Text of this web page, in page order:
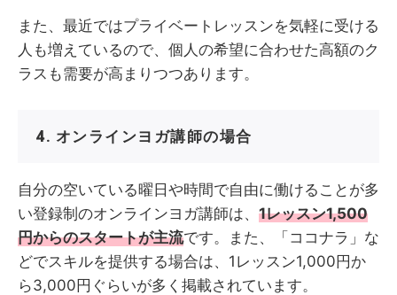
また、最近ではプライベートレッスンを気軽に受ける
人も増えているので、個人の希望に合わせた高額のク
ラスも需要が高まりつつあります。
4. オンラインヨガ講師の場合
自分の空いている曜日や時間で自由に働けることが多
い登録制のオンラインヨガ講師は、 1レッスン1,500
円からのスタートが主流です。また、「ココナラ」な
どでスキルを提供する場合は、1レッスン1,000円か
ら3,000円ぐらいが多く掲載されています。